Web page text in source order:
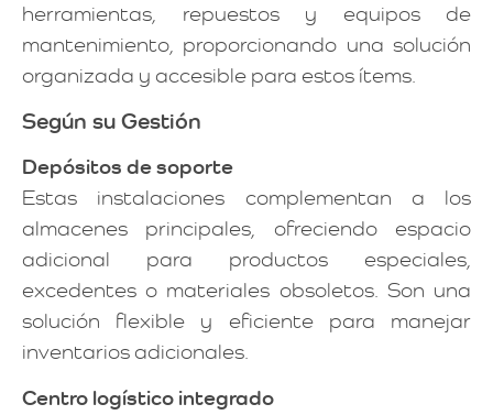
herramientas, repuestos y equipos de
mantenimiento, proporcionando una solución
organizada y accesible para estos ítems.
Según su Gestión
Depósitos de soporte
Estas instalaciones complementan a los
almacenes principales, ofreciendo espacio
adicional para productos especiales,
excedentes o materiales obsoletos. Son una
solución flexible y eficiente para manejar
inventarios adicionales.
Centro logístico integrado